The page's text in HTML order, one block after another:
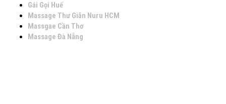
Gái Gọi Huế
Massage Thư Giãn Nuru HCM
Massgae Cần Thơ
Massage Đà Nẵng